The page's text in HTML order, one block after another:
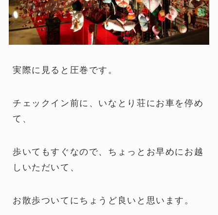
実際に見ると圧巻です。
チェックイン前に、いなとり荘にお車を停め
て、
歩いてもすぐなので、ちょっとお早めにお越
しいただいて、
お散歩ついてにちょうど良いと思います。